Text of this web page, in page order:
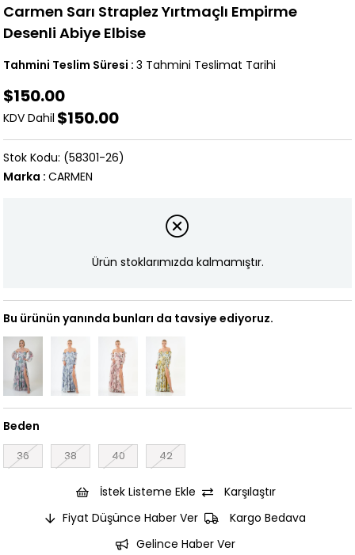
Carmen Sarı Straplez Yırtmaçlı Empirme
Desenli Abiye Elbise
Tahmini Teslim Süresi : 3 Tahmini Teslimat Tarihi
$150.00
KDV Dahil $150.00
(58301-26)
Marka : CARMEN
Ürün stoklarımızda kalmamıştır.
Bu ürünün yanında bunları da tavsiye ediyoruz.
Beden
36 38 40 42
İstek Listeme Ekle
Karşılaştır
Fiyat Düşünce Haber Ver
Kargo Bedava
Gelince Haber Ver